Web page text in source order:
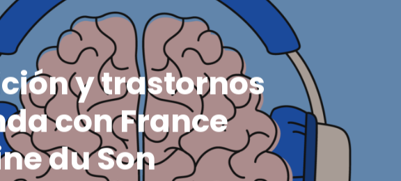
y trastornos
con France
du Son